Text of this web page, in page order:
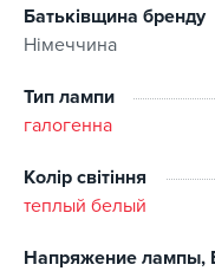
Яскравість та
забезпечує хорошу
видимість водія та
Батьківщина бренду
Німеччина
Тип лампи
галогенна
Колір світіння
теплый белый
Напряжение лампы,